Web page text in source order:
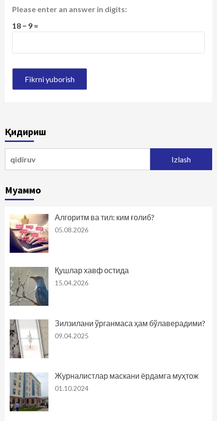
Please enter an answer in digits:
18 − 9 =
Қидириш
Муаммо
Алгоритм ва тил: ким ғолиб?
05.08.2026
Қушлар хавф остида
15.04.2026
Зилзилани ўрганмаса ҳам бўлаверадими?
09.04.2025
Журналистлар маскани ёрдамга муҳтож
01.10.2024